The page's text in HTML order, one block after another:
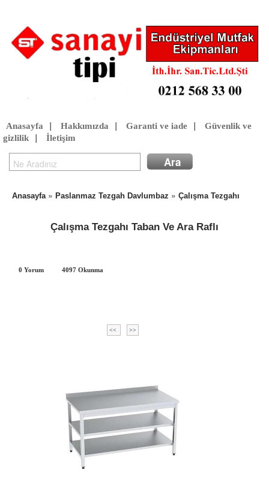
Anasayfa Hakkımızda Garanti ve iade
Güvenlik ve
gizlilik
İletişim
Anasayfa» Paslanmaz Tezgah Davlumbaz » Çalışma Tezgahı
Çalışma Tezgahı Taban Ve Ara Raflı
0 Yorum 4097 Okunma
<< >>